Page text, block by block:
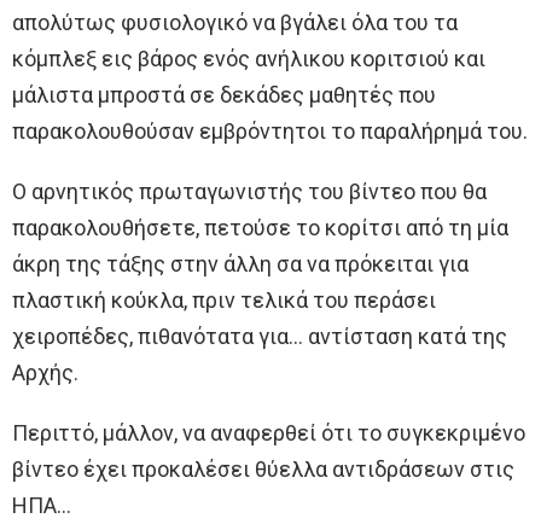
απολύτως φυσιολογικό να βγάλει όλα του τα
κόμπλεξ εις βάρος ενός ανήλικου κοριτσιού και
μάλιστα μπροστά σε δεκάδες μαθητές που
παρακολουθούσαν εμβρόντητοι το παραλήρημά του.
Ο αρνητικός πρωταγωνιστής του βίντεο που θα
παρακολουθήσετε, πετούσε το κορίτσι από τη μία
άκρη της τάξης στην άλλη σα να πρόκειται για
πλαστική κούκλα, πριν τελικά του περάσει
χειροπέδες, πιθανότατα για… αντίσταση κατά της
Αρχής.
Περιττό, μάλλον, να αναφερθεί ότι το συγκεκριμένο
βίντεο έχει προκαλέσει θύελλα αντιδράσεων στις
ΗΠΑ…